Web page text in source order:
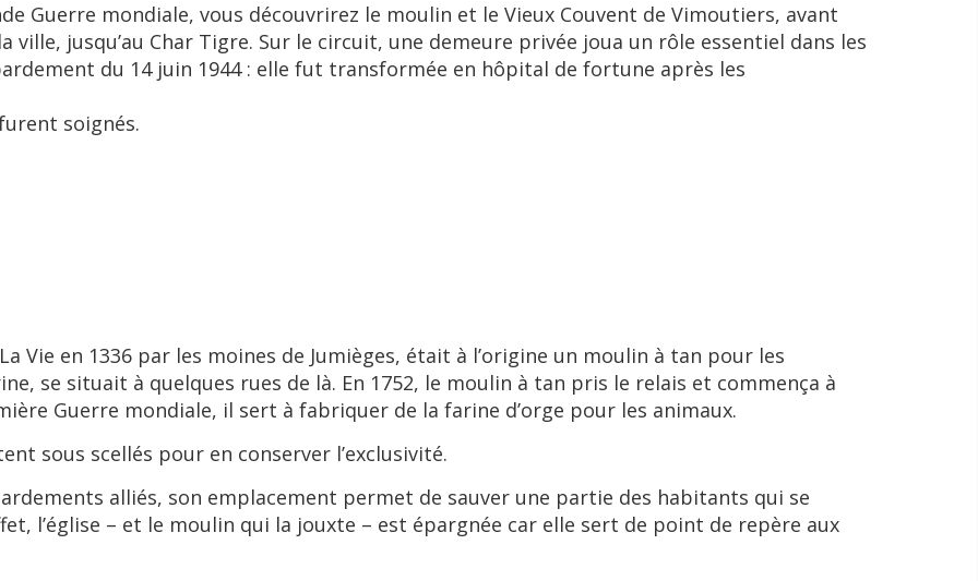
Guerre mondiale, vous découvrirez le moulin et le Vieux Couvent de Vimoutiers, avant
ville, jusqu’au Char Tigre. Sur le circuit, une demeure privée joua un rôle essentiel dans les
du 14 juin 1944 : elle fut transformée en hôpital de fortune après les
soignés.
Vie en 1336 par les moines de Jumièges, était à l’origine un moulin à tan pour les
se situait à quelques rues de là. En 1752, le moulin à tan pris le relais et commença à
Guerre mondiale, il sert à fabriquer de la farine d’orge pour les animaux.
sous scellés pour en conserver l’exclusivité.
alliés, son emplacement permet de sauver une partie des habitants qui se
l’église – et le moulin qui la jouxte – est épargnée car elle sert de point de repère aux